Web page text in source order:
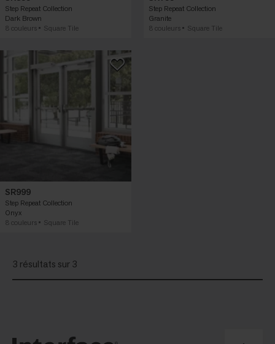
Step Repeat Collection
Dark Brown
8 couleurs
Square Tile
Step Repeat Collection
Granite
8 couleurs
Square Tile
SR999
Step Repeat Collection
Onyx
8 couleurs
Square Tile
3 résultats sur 3